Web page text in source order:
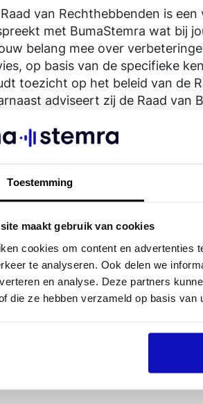
Toestemming
maakt gebruik van cookies
cookies om content en advertenties
te analyseren. Ook delen we
en analyse. Deze partners
die ze hebben verzameld op basis van
van Rechthebbenden is
met BumaStemra wat bij
belang mee over
op basis van de specifieke
toezicht op het beleid van de
adviseert zij de Raad van
en de resultaten van de
kunt de ALV online of op locatie
hoogte gehouden en ontvang